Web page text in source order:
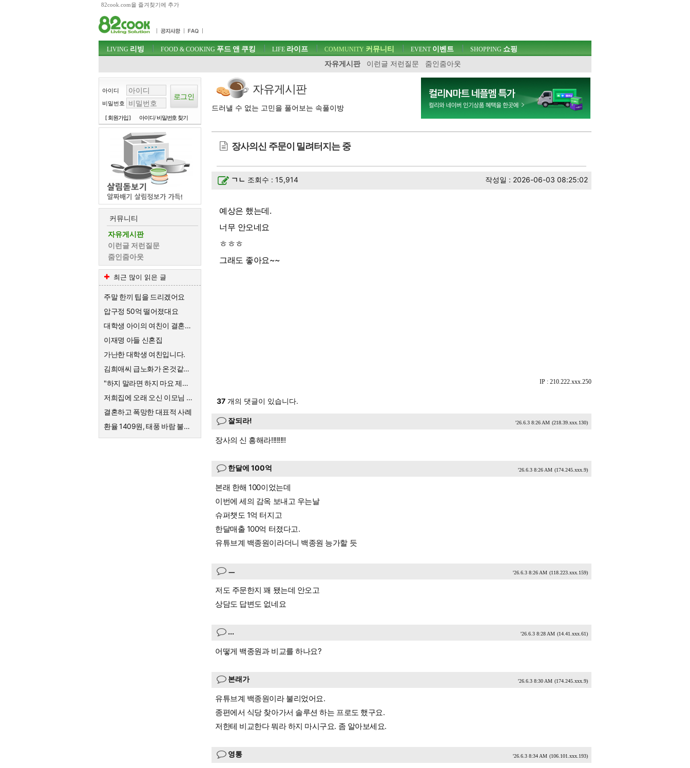
82cook.com을 즐겨찾기에 추가
주메뉴 바로가기
컨텐츠 바로가기
검색 바로가기
로그인 바로가기
주메뉴
LIVING 리빙 FOOD & COOKING 푸드 앤 쿠킹 LIFE 라이프 COMMUNITY 커뮤니티
자유게시판
이런글 저런질문 줌인줌아웃
EVENT이벤트 SHOPPING 쇼핑
아이디
비밀번호
[ 회원가입 ] 아이디/ 비밀번호 찾기
커뮤니티
자유게시판
이런글 저런질문
줌인줌아웃
최근 많이 읽은 글
주말 한끼 팁을 드리겠어요
압구정 50억 떨어졌대요
대학생 아이의 여친이 결혼하자고한대요
이재명 아들 신혼집
가난한 대학생 여친입니다.
김희애씨 급노화가 온것같네요
"하지 말라면 하지 마요 제발!" 의사를 믿지 않는 엄마의 고집
저희집에 오래 오신 이모님 퇴직금
결혼하고 폭망한 대표적 사례
환율 1409원, 태풍 바람 불어요
자유게시판
드러낼 수 없는 고민을 풀어보는 속풀이방
장사의신 주문이 밀려터지는 중
ㄱㄴ 조회수 : 15,914 작성일 : 2026-06-03 08:25:02
예상은 했는데.
너무 안오네요
ㅎㅎㅎ
그래도 좋아요~~
IP : 210.222.xxx.250
37 개의 댓글이 있습니다.
잘되라! '26.6.3 8:26 AM (218.39.xxx.130)
장사의 신 흥해라!!!!!!!!
한달에 100억 '26.6.3 8:26 AM (174.245.xxx.9)
본래 한해 100이었는데
이번에 세의 감옥 보내고 우는날
슈퍼챗도 1억 터지고
한달매출 100억 터졌다고.
유튜브계 백종원이라더니 백종원 능가할 듯
ㅡ '26.6.3 8:26 AM (118.223.xxx.159)
저도 주문한지 꽤 됐는데 안오고
상담도 답변도 없네요
... '26.6.3 8:28 AM (14.41.xxx.61)
어떻게 백종원과 비교를 하나요?
본래가 '26.6.3 8:30 AM (174.245.xxx.9)
유튜브계 백종원이라 불리었어요.
종편에서 식당 찾아가서 솔루션 하는 프로도 했구요.
저한테 비교한다 뭐라 하지 마시구요. 좀 알아보세요.
영통 '26.6.3 8:34 AM (106.101.xxx.193)